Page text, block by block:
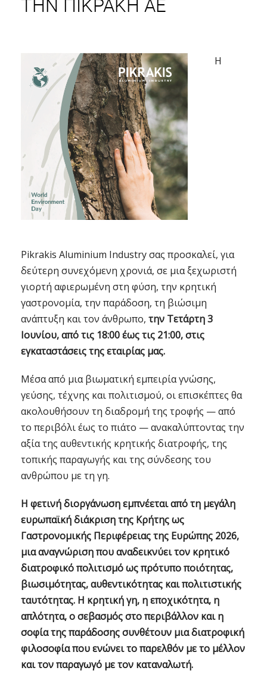
Η
Pikrakis Aluminium Industry σας προσκαλεί, για
δεύτερη συνεχόμενη χρονιά, σε μια ξεχωριστή
γιορτή αφιερωμένη στη φύση, την κρητική
γαστρονομία, την παράδοση, τη βιώσιμη
ανάπτυξη και τον άνθρωπο, την Τετάρτη 3
Ιουνίου, από τις 18:00 έως τις 21:00, στις
εγκαταστάσεις της εταιρίας μας.
Μέσα από μια βιωματική εμπειρία γνώσης,
γεύσης, τέχνης και πολιτισμού, οι επισκέπτες θα
ακολουθήσουν τη διαδρομή της τροφής — από
το περιβόλι έως το πιάτο — ανακαλύπτοντας την
αξία της αυθεντικής κρητικής διατροφής, της
τοπικής παραγωγής και της σύνδεσης του
ανθρώπου με τη γη.
Η φετινή διοργάνωση εμπνέεται από τη μεγάλη
ευρωπαϊκή διάκριση της Κρήτης ως
Γαστρονομικής Περιφέρειας της Ευρώπης 2026,
μια αναγνώριση που αναδεικνύει τον κρητικό
διατροφικό πολιτισμό ως πρότυπο ποιότητας,
βιωσιμότητας, αυθεντικότητας και πολιτιστικής
ταυτότητας. Η κρητική γη, η εποχικότητα, η
απλότητα, ο σεβασμός στο περιβάλλον και η
σοφία της παράδοσης συνθέτουν μια διατροφική
φιλοσοφία που ενώνει το παρελθόν με το μέλλον
και τον παραγωγό με τον καταναλωτή.